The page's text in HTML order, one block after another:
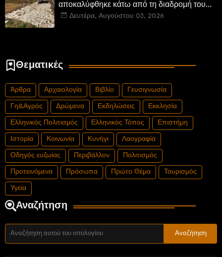
αποκαλύφθηκε κάτω από τη διαδρομή του
νέου αυτοκινητόδρομου Α8 της Γερμανίας
Δευτέρα, Αυγούστου 03, 2026
Θεματικές
Άρθρα Αρχαιολογία Βιβλίο Γευσιγνωσία
Γη&Αγρός Δρώμενα Εκδηλώσεις Εκκλησία
Ελληνικός Πολιτισμός Ελληνικός Τόπος Επιστήμη
Ιστορία Κοινωνία Κυνήγι Λαογραφία
Οδηγός ευζωίας Περιβάλλον Πολιτισμός
Προτεινόμενα Πρόσωπα Πρώτο Θέμα Τουρισμός
Υγεία
Αναζήτηση